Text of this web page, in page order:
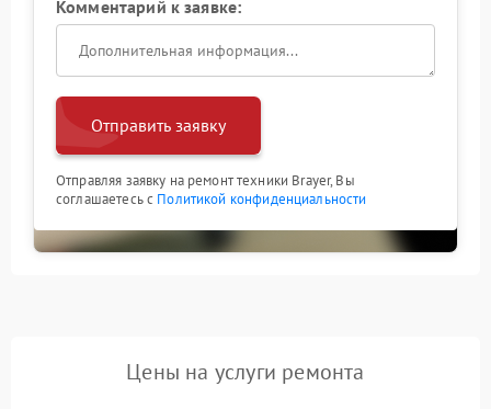
Комментарий к заявке:
Отправить заявку
Отправляя заявку на ремонт техники Brayer, Вы
соглашаетесь с Политикой конфиденциальности
Цены на услуги ремонта